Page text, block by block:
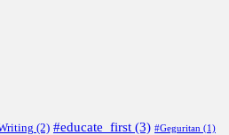
(2) #educate_first (3) #Geguritan (1)